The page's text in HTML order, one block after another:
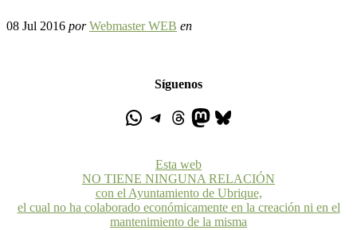
08 Jul 2016 por Webmaster WEB en
Síguenos
Esta web
NO TIENE NINGUNA RELACIÓN
con el Ayuntamiento de Ubrique,
el cual no ha colaborado económicamente en la creación ni en el
mantenimiento de la misma